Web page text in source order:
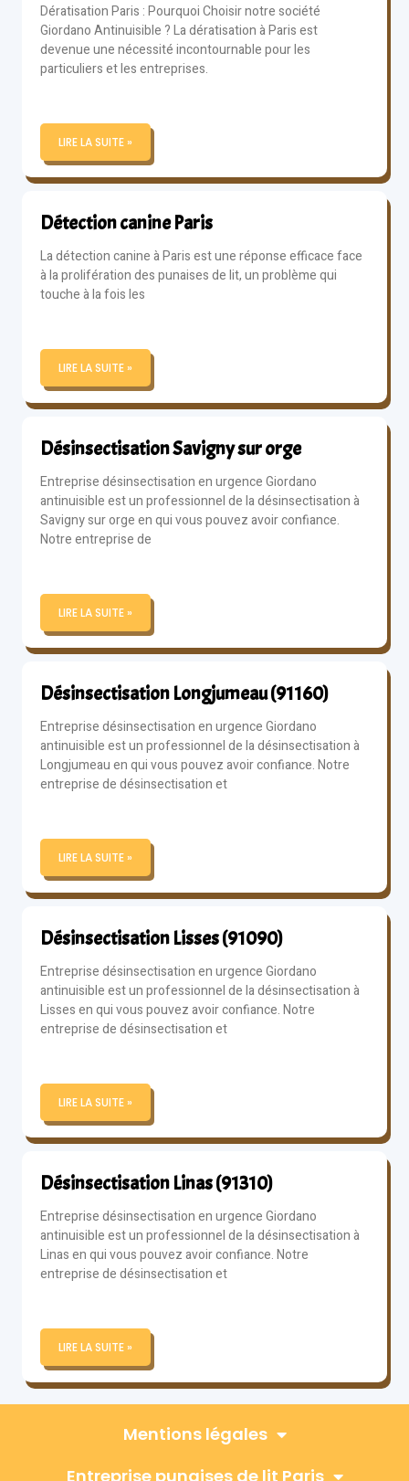
Dératisation Paris : Pourquoi Choisir notre société
Giordano Antinuisible ? La dératisation à Paris est
devenue une nécessité incontournable pour les
particuliers et les entreprises.
LIRE LA SUITE »
Détection canine Paris
La détection canine à Paris est une réponse efficace face
à la prolifération des punaises de lit, un problème qui
touche à la fois les
LIRE LA SUITE »
Désinsectisation Savigny sur orge
Entreprise désinsectisation en urgence Giordano
antinuisible est un professionnel de la désinsectisation à
Savigny sur orge en qui vous pouvez avoir confiance.
Notre entreprise de
LIRE LA SUITE »
Désinsectisation Longjumeau (91160)
Entreprise désinsectisation en urgence Giordano
antinuisible est un professionnel de la désinsectisation à
Longjumeau en qui vous pouvez avoir confiance. Notre
entreprise de désinsectisation et
LIRE LA SUITE »
Désinsectisation Lisses (91090)
Entreprise désinsectisation en urgence Giordano
antinuisible est un professionnel de la désinsectisation à
Lisses en qui vous pouvez avoir confiance. Notre
entreprise de désinsectisation et
LIRE LA SUITE »
Désinsectisation Linas (91310)
Entreprise désinsectisation en urgence Giordano
antinuisible est un professionnel de la désinsectisation à
Linas en qui vous pouvez avoir confiance. Notre
entreprise de désinsectisation et
LIRE LA SUITE »
Mentions légales
Entreprise punaises de lit Paris